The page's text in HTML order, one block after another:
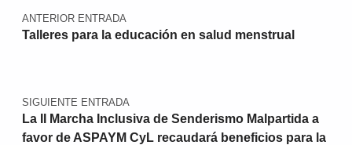
ANTERIOR ENTRADA
Talleres para la educación en salud menstrual
SIGUIENTE ENTRADA
La II Marcha Inclusiva de Senderismo Malpartida a
favor de ASPAYM CyL recaudará beneficios para la